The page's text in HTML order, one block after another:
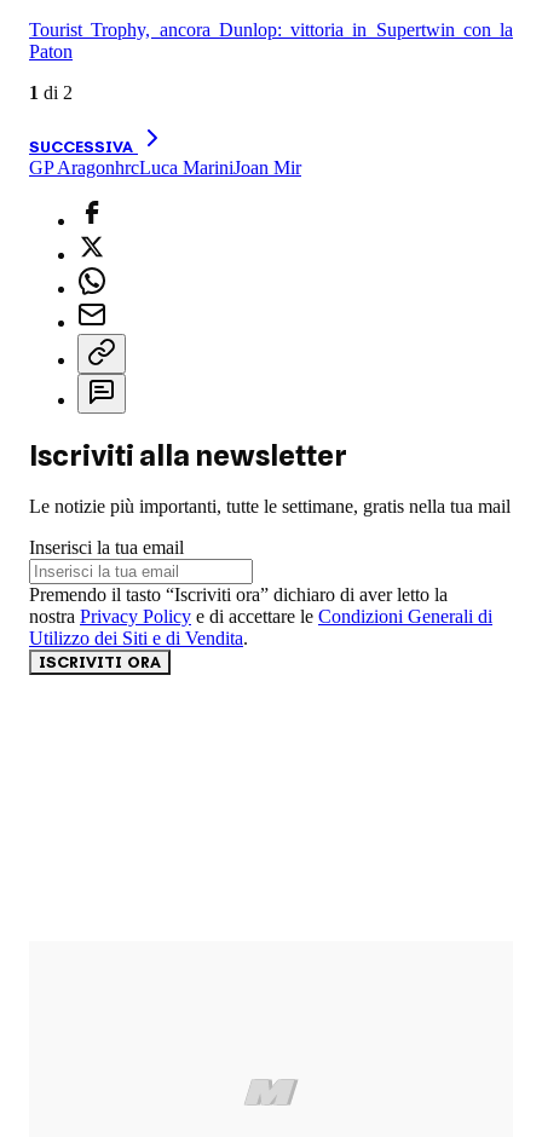
Tourist Trophy, ancora Dunlop: vittoria in Supertwin con la
Paton
1 di 2
SUCCESSIVA
GP AragonhrcLuca MariniJoan Mir
Iscriviti alla newsletter
Le notizie più importanti, tutte le settimane, gratis nella tua mail
Inserisci la tua email
Premendo il tasto “Iscriviti ora” dichiaro di aver letto la
nostra Privacy Policy e di accettare le Condizioni Generali di
Utilizzo dei Siti e di Vendita.
ISCRIVITI ORA